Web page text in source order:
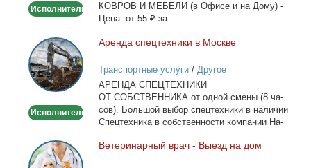
Исполнитель
КОВРОВ И МЕБЕЛИ (в Офи­се и на До­му) -
Це­на: от 55 ₽ за...
Аренда
спецтехники
в
Москве
Исполнитель
Арен­да спец­тех­ни­ки в Москве
Транспортные услуги/ Другое
АРЕНДА СПЕЦТЕХНИКИ
ОТ СОБСТВЕННИКА от од­ной сме­ны (8 ча­
сов). Боль­шой вы­бор спец­тех­ни­ки в на­ли­чии
Спец­тех­ни­ка в соб­ствен­но­сти ком­па­нии На­
Ветеринарный
врач
Ве­те­ри­нар­ный врач - Вы­езд на дом